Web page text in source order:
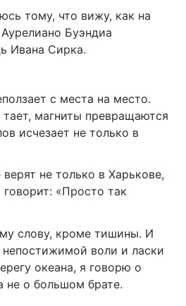
тому, что вижу, как на
Буэндиа
Ивана Сирка.
с места на место.
магниты превращаются
исчезает не только в
не только в Харькове,
говорит: «Просто так
слову, кроме тишины. И
непостижимой воли и ласки
океана, я говорю о
не о большом брате.